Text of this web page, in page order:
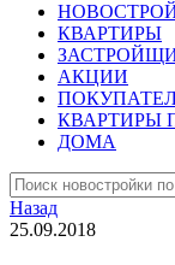
КВАРТИРЫ
АКЦИИ
КВАРТИРЫ
ДОМА
Назад
25.09.2018